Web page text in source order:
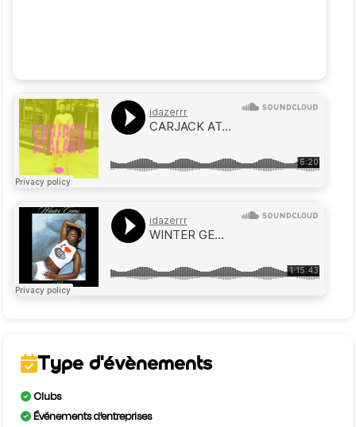
Type d'évènements
Clubs
Événements d’entreprises